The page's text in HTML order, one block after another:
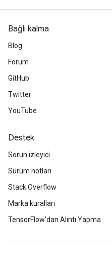
Bağlı kalma
Blog
Forum
GitHub
Twitter
YouTube
Destek
Sorun izleyici
Sürüm notları
Stack Overflow
Marka kuralları
TensorFlow'dan Alıntı Yapma